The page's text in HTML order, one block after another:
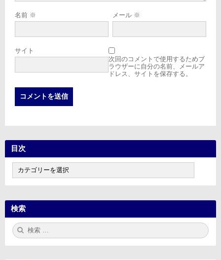
名前 ※ メール ※
サイト
次回のコメントで使用するためブ
ラウザーに自分の名前、メールア
ドレス、サイトを保存する。
目次
次
検索
検
索: